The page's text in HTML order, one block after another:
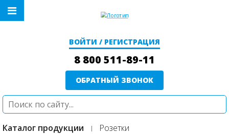
ВОЙТИ / РЕГИСТРАЦИЯ
8 800 511-89-11
ОБРАТНЫЙ ЗВОНОК
Каталог продукции Розетки